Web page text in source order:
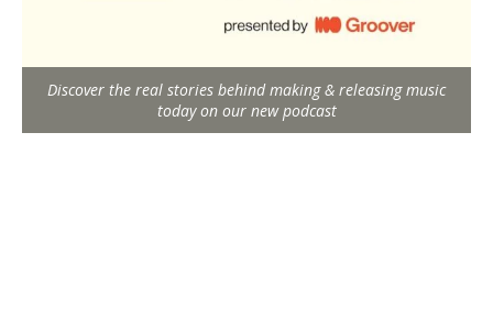
Discover the real stories behind making & releasing music
today on our new podcast